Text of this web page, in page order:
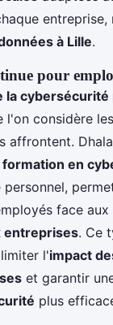
à Lille.
pour
la cybersécurité
l'on considère
affrontent.
formation en
face aux
entreprises. Ce
l'impact
et garantir
plus